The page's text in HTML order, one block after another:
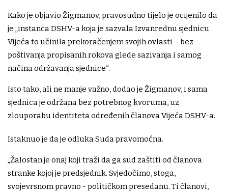
Kako je objavio Žigmanov, pravosudno tijelo je ocijenilo da
je „instanca DSHV-a koja je sazvala Izvanrednu sjednicu
Vijeća to učinila prekoračenjem svojih ovlasti – bez
poštivanja propisanih rokova glede sazivanja i samog
načina održavanja sjednice“.
Isto tako, ali ne manje važno, dodao je Žigmanov, i sama
sjednica je održana bez potrebnog kvoruma, uz
zlouporabu identiteta određenih članova Vijeća DSHV-a.
Istaknuo je da je odluka Suda pravomoćna.
„Žalostan je onaj koji traži da ga sud zaštiti od članova
stranke kojoj je predsjednik. Svjedočimo, stoga,
svojevrsnom pravno - političkom presedanu. Ti članovi,